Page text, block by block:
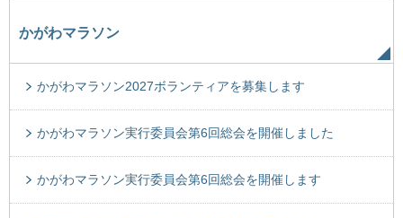
かがわマラソン
かがわマラソン2027ボランティアを募集します
かがわマラソン実行委員会第6回総会を開催しました
かがわマラソン実行委員会第6回総会を開催します